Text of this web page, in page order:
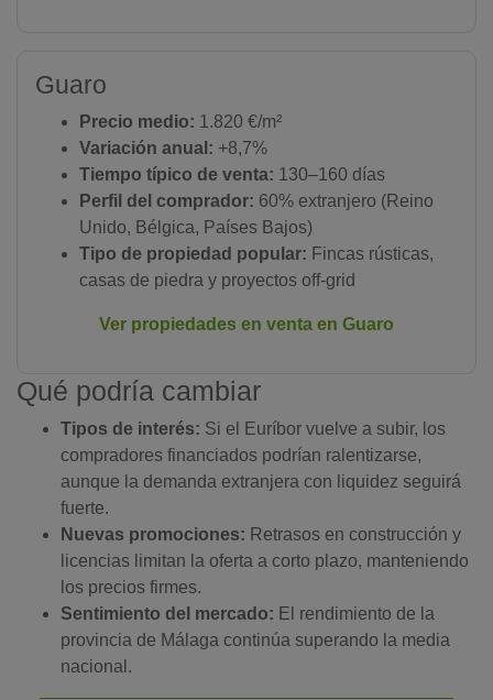
Guaro
Precio medio: 1.820 €/m²
Variación anual: +8,7%
Tiempo típico de venta: 130–160 días
Perfil del comprador: 60% extranjero (Reino
Unido, Bélgica, Países Bajos)
Tipo de propiedad popular: Fincas rústicas,
casas de piedra y proyectos off-grid
Ver propiedades en venta en Guaro
Qué podría cambiar
Tipos de interés: Si el Euríbor vuelve a subir, los
compradores financiados podrían ralentizarse,
aunque la demanda extranjera con liquidez seguirá
fuerte.
Nuevas promociones: Retrasos en construcción y
licencias limitan la oferta a corto plazo, manteniendo
los precios firmes.
Sentimiento del mercado: El rendimiento de la
provincia de Málaga continúa superando la media
nacional.